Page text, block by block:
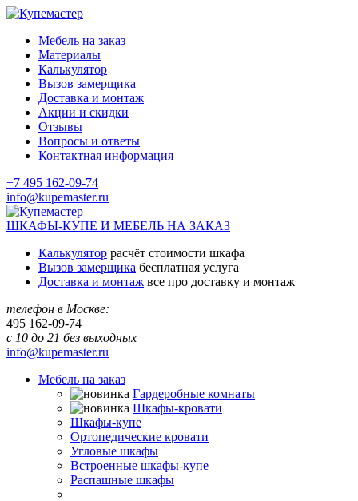
Мебель на заказ
Материалы
Калькулятор
Вызов замерщика
Доставка и монтаж
Акции и скидки
Отзывы
Вопросы и ответы
Контактная информация
+7 495 162-09-74
info@kupemaster.ru
ШКАФЫ-КУПЕ И МЕБЕЛЬ НА ЗАКАЗ
Калькулятор расчёт стоимости шкафа
Вызов замерщика бесплатная услуга
Доставка и монтаж все про доставку и монтаж
телефон в Москве:
495 162-09-74
с 10 до 21 без выходных
info@kupemaster.ru
Мебель на заказ
Гардеробные комнаты
Шкафы-кровати
Шкафы-купе
Ортопедические кровати
Угловые шкафы
Встроенные шкафы-купе
Распашные шкафы